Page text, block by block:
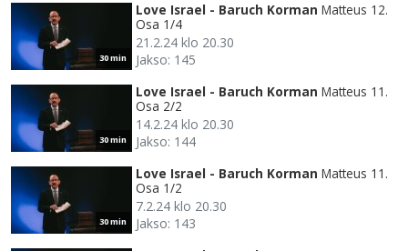
30 min
Love Israel - Baruch Korman Matteus 12.
Osa 1/4
21.2.24 klo 20.30
Jakso: 145
30 min
Love Israel - Baruch Korman Matteus 11.
Osa 2/2
14.2.24 klo 20.30
Jakso: 144
30 min
Love Israel - Baruch Korman Matteus 11.
Osa 1/2
7.2.24 klo 20.30
Jakso: 143